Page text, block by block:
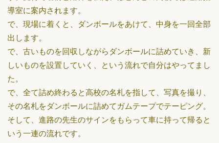
導室に案内されます。
で、現場に着くと、ダンボールをあけて、中身を一回全部
出します。
で、古いものを回収しながらダンボールに詰めていき、新
しいものを設置していく、という流れで自分はやってまし
た。
で、全て詰め終わると高校の名札を指して、写真を撮り、
その名札をダンボールに詰めてガムテープでテーピング。
そして、進路の先生のサインをもらって車に持って帰ると
いう一連の流れです。